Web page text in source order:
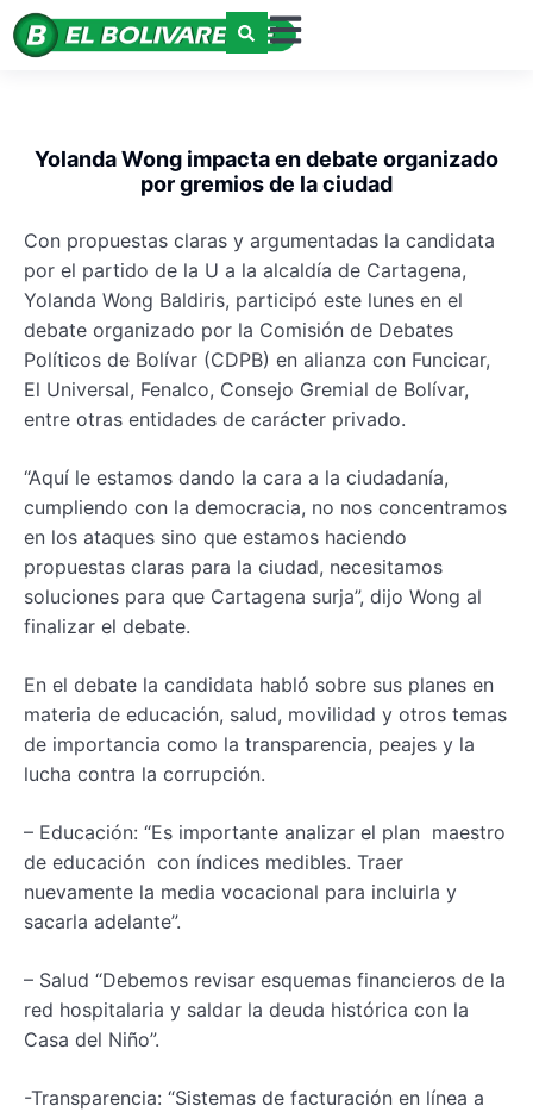
Yolanda Wong impacta en debate organizado
por gremios de la ciudad
Con propuestas claras y argumentadas la candidata
por el partido de la U a la alcaldía de Cartagena,
Yolanda Wong Baldiris, participó este lunes en el
debate organizado por la Comisión de Debates
Políticos de Bolívar (CDPB) en alianza con Funcicar,
El Universal, Fenalco, Consejo Gremial de Bolívar,
entre otras entidades de carácter privado.
“Aquí le estamos dando la cara a la ciudadanía,
cumpliendo con la democracia, no nos concentramos
en los ataques sino que estamos haciendo
propuestas claras para la ciudad, necesitamos
soluciones para que Cartagena surja”, dijo Wong al
finalizar el debate.
En el debate la candidata habló sobre sus planes en
materia de educación, salud, movilidad y otros temas
de importancia como la transparencia, peajes y la
lucha contra la corrupción.
– Educación: “Es importante analizar el plan maestro
de educación con índices medibles. Traer
nuevamente la media vocacional para incluirla y
sacarla adelante”.
– Salud “Debemos revisar esquemas financieros de la
red hospitalaria y saldar la deuda histórica con la
Casa del Niño”.
-Transparencia: “Sistemas de facturación en línea a